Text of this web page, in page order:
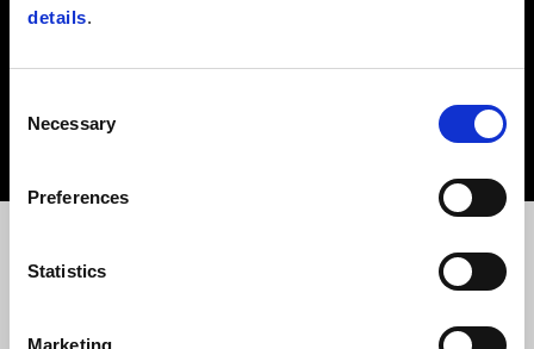
details.
Selection
Necessary
Preferences
Statistics
Marketing
Đảm bảo hiệu năng, sự an toàn, tin cậy cho chiếc xe của bạn
THÔNG TIN SỬA CHỮA VÀ BẢO